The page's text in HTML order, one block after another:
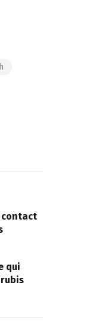
contact
qui